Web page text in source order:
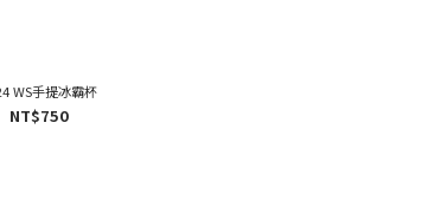
WS手提冰霸杯
NT$750